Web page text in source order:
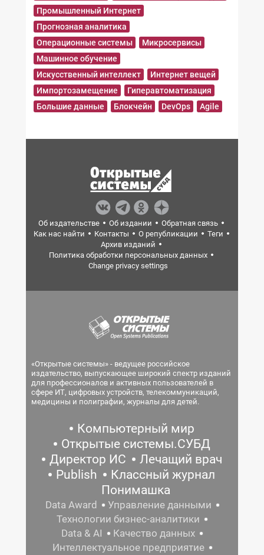
Промышленный Интернет
Прогнозная аналитика
Операционные системы
Микросервисы
Машинное обучение
Искусственный интеллект
Интернет вещей
Импортозамещение
Гиперавтоматизация
Большие данные
Блокчейн DevOps Agile
Об издательстве Об издании
Обратная связь
Как нас найти
Контакты О републикации
Теги
Архив изданий
Политика обработки персональных данных
Change privacy settings
«Открытые системы» - ведущее российское
издательство, выпускающее широкий спектр изданий
для профессионалов и активных пользователей в
сфере ИТ, цифровых устройств, телекоммуникаций,
медицины и полиграфии, журналы для детей.
Компьютерный мир
Открытые системы.СУБД
Директор ИС
Лечащий врач
Publish
Классный журнал
Понимашка
Data Award
Управление данными
Технологии бизнес-аналитики
Data & AI
Качество данных
Интеллектуальное предприятие